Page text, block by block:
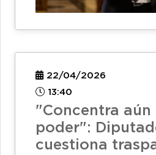
22/04/2026
13:40
"Concentra aún
poder":
cuestiona